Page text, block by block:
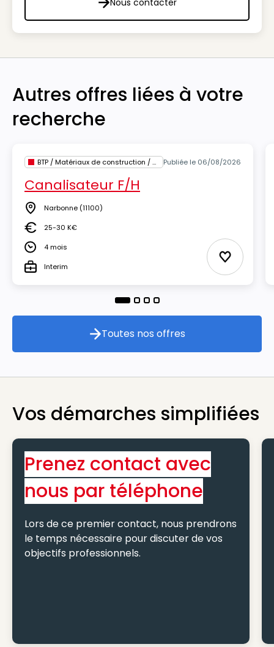
Nous contacter
Nous contacter
Autres offres liées à votre
recherche
BTP / Matériaux de construction / Architecture Publiée le 06/08/2026
Canalisateur F/H
Lieu Narbonne (11100)
Salaire25-30 K€
Durée4 mois
TypeInterim Ajouter
Toutes nos offres
Toutes nos offres
Vos démarches simplifiées
Prenez contact avec
nous par téléphone
Lors de ce premier contact, nous prendrons
le temps nécessaire pour discuter de vos
objectifs professionnels.